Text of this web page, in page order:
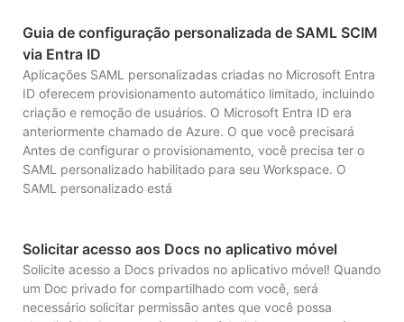
Guia de configuração personalizada de SAML SCIM
via Entra ID
Aplicações SAML personalizadas criadas no Microsoft Entra
ID oferecem provisionamento automático limitado, incluindo
criação e remoção de usuários. O Microsoft Entra ID era
anteriormente chamado de Azure. O que você precisará
Antes de configurar o provisionamento, você precisa ter o
SAML personalizado habilitado para seu Workspace. O
SAML personalizado está
Solicitar acesso aos Docs no aplicativo móvel
Solicite acesso a Docs privados no aplicativo móvel! Quando
um Doc privado for compartilhado com você, será
necessário solicitar permissão antes que você possa